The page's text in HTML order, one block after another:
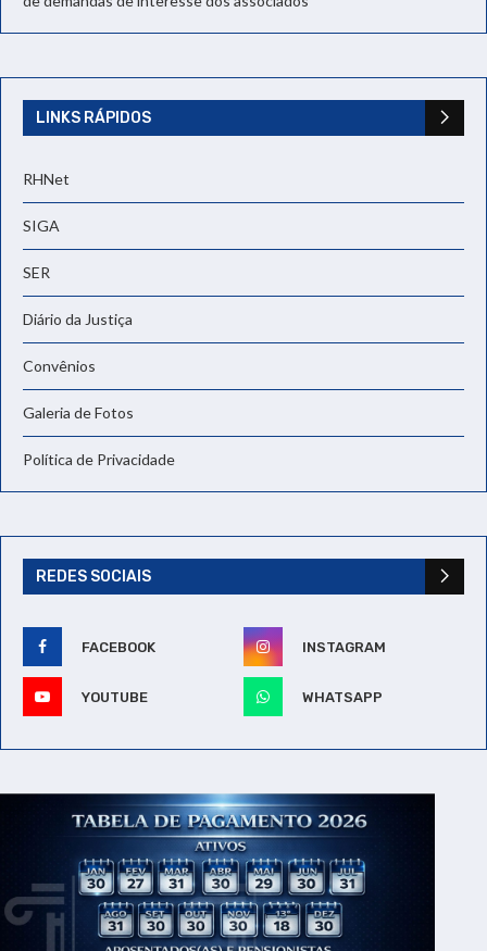
LINKS RÁPIDOS
RHNet
SIGA
SER
Diário da Justiça
Convênios
Galeria de Fotos
Política de Privacidade
REDES SOCIAIS
FACEBOOK INSTAGRAM
YOUTUBE WHATSAPP